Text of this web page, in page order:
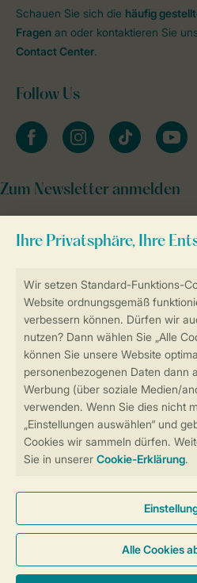
Sicherstellung
Sicher und schnell zur
Sichere Datenübertragung
Sicheres Bezahlen
Schauen Sie sich die häufig
Fragen an oder kontaktieren Sie
Contact Center.
Follow Us
facebookinstagramtiktok youtube
Zum Newsletter anmelden
Cookies und Banner